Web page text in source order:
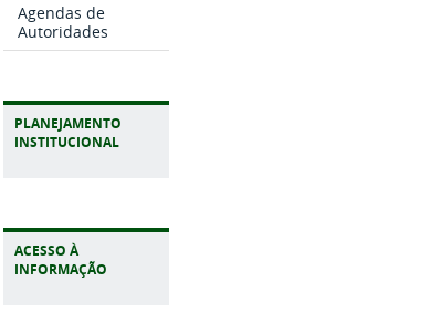
Agendas de
Autoridades
PLANEJAMENTO
INSTITUCIONAL
ACESSO À
INFORMAÇÃO